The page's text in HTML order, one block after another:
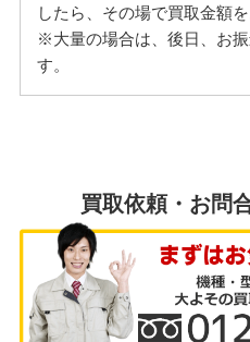
したら、その場で買取金額
※大量の場合は、後日、お
す。
買取依頼・お問